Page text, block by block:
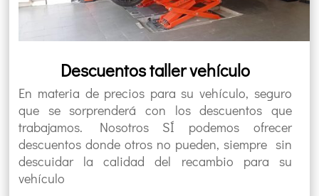
Descuentos taller vehículo
En materia de precios para su vehículo, seguro
que se sorprenderá con los descuentos que
trabajamos. Nosotros SÍ podemos ofrecer
descuentos donde otros no pueden, siempre sin
descuidar la calidad del recambio para su
vehículo